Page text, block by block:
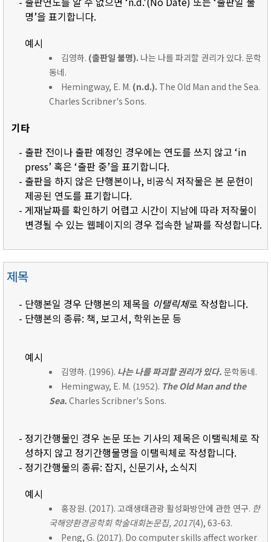
명’을 표기합니다.
예시
김영하. (출판일 불명). 나는 나를 파괴할 권리가 있다. 문학
동네.
Hemingway, E. M. (n.d.). The Old Man and the Sea.
Charles Scribner's Sons.
기타
- 출판 전이나 출판 예정인 경우에는 연도를 쓰지 않고 ‘in
press’ 혹은 ‘출판 중’을 표기합니다.
- 출판을 하지 않은 단행본이나, 비공식 저작물은 본 문헌이
제공된 연도를 표기합니다.
- 게재날짜를 확인하기 어렵고 시간이 지남에 따라 저작물이
변경될 수 있는 웹페이지의 경우 접속한 날짜를 작성합니다.
제목
- 단행본일 경우 단행본의 제목을 이탤릭체로 작성합니다.
- 단행본의 종류: 책, 보고서, 학위논문 등
예시
김영하. (1996). 나는 나를 파괴할 권리가 있다. 문학동네.
Hemingway, E. M. (1952). The Old Man and the
Sea. Charles Scribner's Sons.
- 정기간행물인 경우 논문 또는 기사의 제목은 이탤릭체로 작
성하지 않고 정기간행물명을 이탤릭체로 작성합니다.
- 정기간행물의 종류: 잡지, 신문기사, 소식지
예시
홍장원. (2017). 고래생태관광 활성화방안에 관한 연구. 한
국해양환경공학회 학술대회논문집, 2017(4), 63-63.
Peng, G. (2017). Do computer skills affect worker